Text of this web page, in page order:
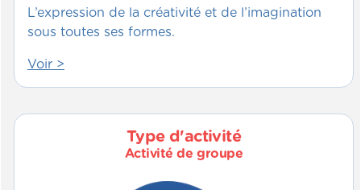
L’expression de la créativité et de l’imagination
sous toutes ses formes.
Voir >
Type d'activité
Activité de groupe